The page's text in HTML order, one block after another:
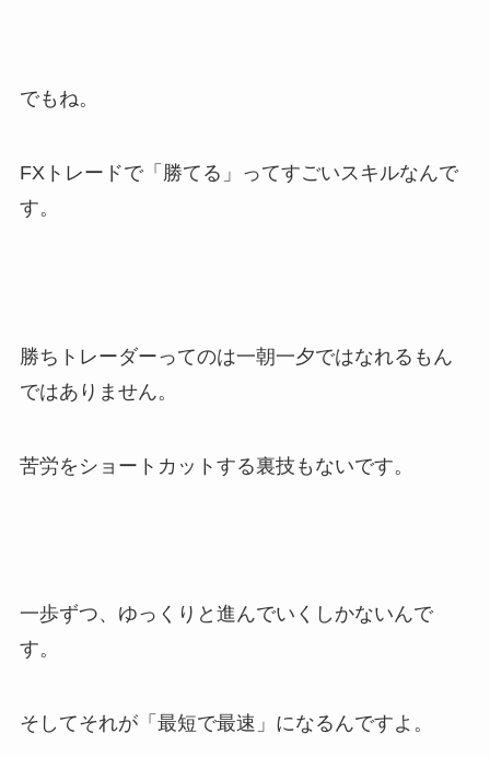
でもね。
FXトレードで「勝てる」ってすごいスキルなんで
す。
勝ちトレーダーってのは一朝一夕ではなれるもん
ではありません。
苦労をショートカットする裏技もないです。
一歩ずつ、ゆっくりと進んでいくしかないんで
す。
そしてそれが「最短で最速」になるんですよ。